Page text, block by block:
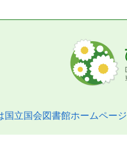
国立国会図書館ホームページ